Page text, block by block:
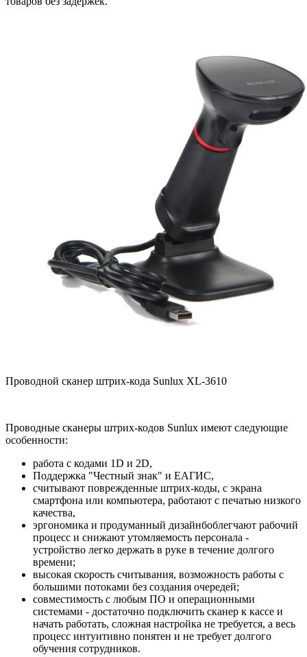
Проводной сканер штрих-кода Sunlux XL-3610
Проводные сканеры штрих-кодов Sunlux имеют следующие
особенности:
работа с кодами 1D и 2D,
Поддержка "Честный знак" и ЕАГИС,
считывают поврежденные штрих-коды, с экрана
смартфона или компьютера, работают с печатью низкого
качества,
эргономика и продуманный дизайнбоблегчают рабочий
процесс и снижают утомляемость персонала -
устройство легко держать в руке в течение долгого
времени;
высокая скорость считывания, возможность работы с
большими потоками без создания очередей;
совместимость с любым ПО и операционными
системами - достаточно подключить сканер к кассе и
начать работать, сложная настройка не требуется, а весь
процесс интуитивно понятен и не требует долгого
обучения сотрудников.